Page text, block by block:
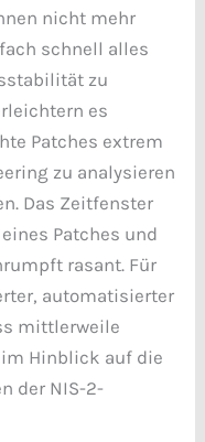
nicht mehr
schnell alles
zu
es
Patches extrem
zu analysieren
Das Zeitfenster
Patches und
rasant. Für
automatisierter
mittlerweile
Hinblick auf die
der NIS-2-